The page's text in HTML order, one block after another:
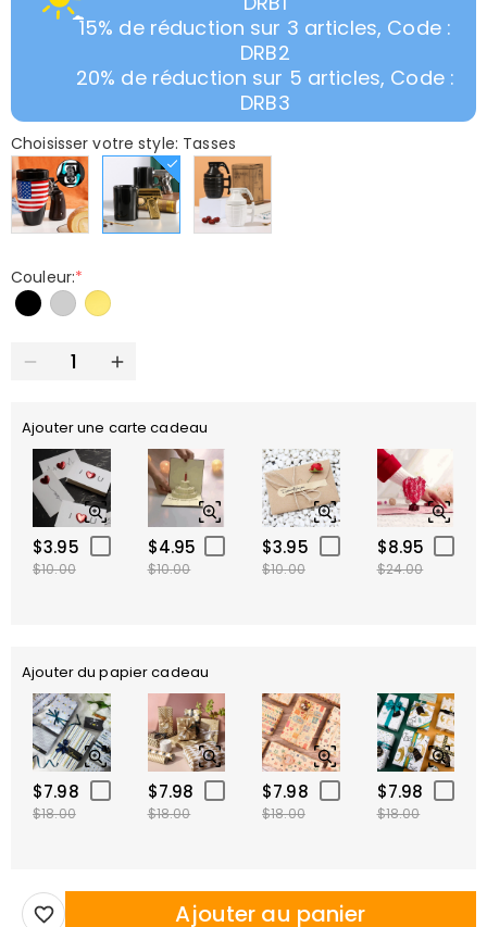
15% de réduction sur 3 articles, Code :
DRB2
20% de réduction sur 5 articles, Code :
DRB3
Choisisser votre style: Tasses
Couleur:*
Ajouter une carte cadeau
$3.95
$10.00
$4.95
$10.00
$3.95
$10.00
$8.95
$24.00
Ajouter du papier cadeau
$7.98
$18.00
$7.98
$18.00
$7.98
$18.00
$7.98
$18.00
Ajouter au panier